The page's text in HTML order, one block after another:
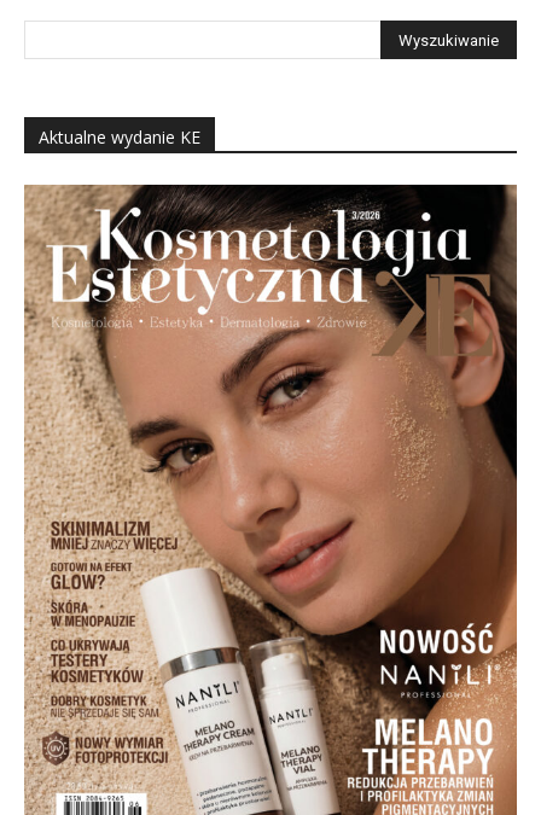
Aktualne wydanie KE